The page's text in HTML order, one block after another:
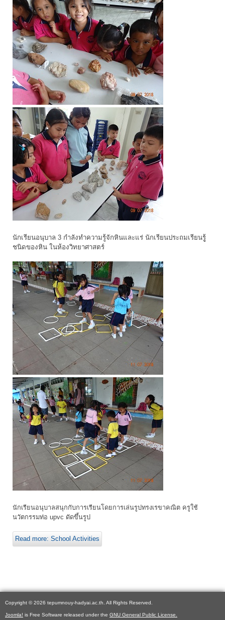
นักเรียนอนุบาล 3 กำลังทำความรู้จักหินและแร่ นักเรียนประถมเรียนรูู้
ชนิดของหิน ในห้องวิทยาศาสตร์
นักเรียนอนุบาลสนุกกับการเรียนโดยการเล่นรูปทรงเรขาคณิต ครูใช้
นวัตกรรมท่อ upvc ดัดขึ้นรูป
Read more: School Activities
Copyright © 2026 tepumnouy-hadyai.ac.th. All Rights Reserved.
Joomla! is Free Software released under the GNU General Public License.